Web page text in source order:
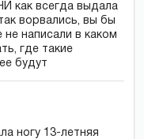
как всегда выдала
ворвались, вы бы
написали в каком
где такие
будут
ногу 13-летняя